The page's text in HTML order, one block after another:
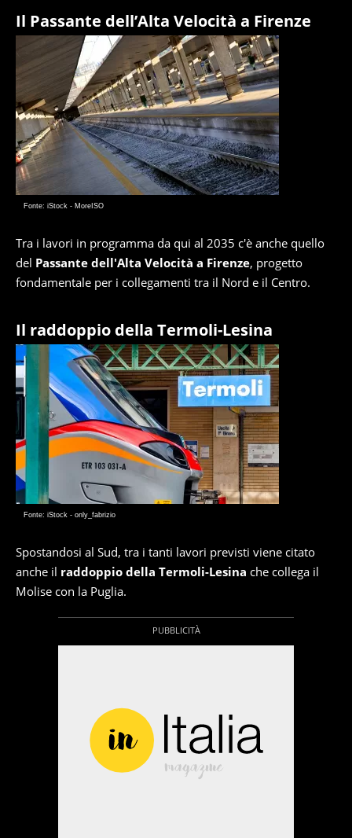
Il Passante dell’Alta Velocità a Firenze
Fonte: iStock - MoreISO
Tra i lavori in programma da qui al 2035 c'è anche quello
del Passante dell'Alta Velocità a Firenze, progetto
fondamentale per i collegamenti tra il Nord e il Centro.
Il raddoppio della Termoli-Lesina
Fonte: iStock - only_fabrizio
Spostandosi al Sud, tra i tanti lavori previsti viene citato
anche il raddoppio della Termoli-Lesina che collega il
Molise con la Puglia.